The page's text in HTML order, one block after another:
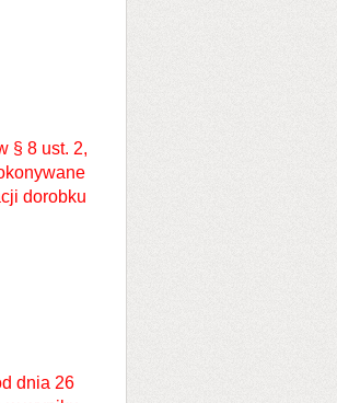
§ 8 ust. 2,
dorobku
dnia 26